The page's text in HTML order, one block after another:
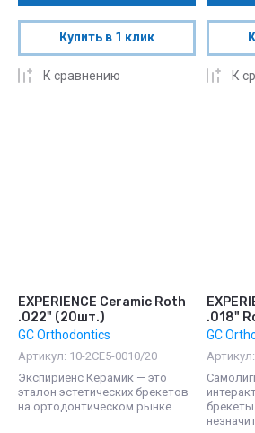
Купить в 1 клик
К сравнению К
EXPERIENCE Ceramic Roth
.022" (20шт.)
GC Orthodontics
Артикул: 10-2CE5-0010/20
Экспириенс Керамик — это
эталон эстетических брекетов
на ортодонтическом рынке.
.018"
GC
Артикул: